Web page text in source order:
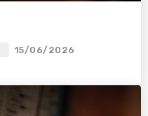
15/06/2026